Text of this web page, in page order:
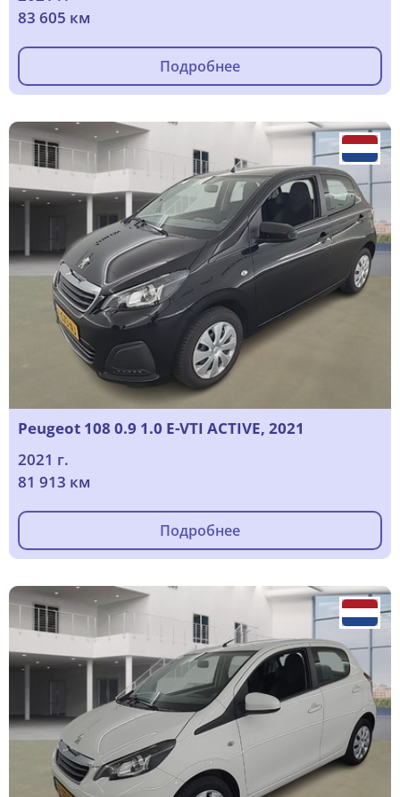
83 605 км
Подробнее
Peugeot 108 0.9 1.0 E-VTI ACTIVE, 2021
2021 г.
81 913 км
Подробнее